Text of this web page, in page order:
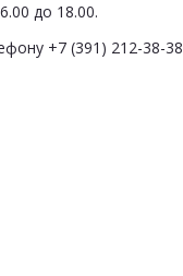
до 18.00.
+7 (391) 212-38-38